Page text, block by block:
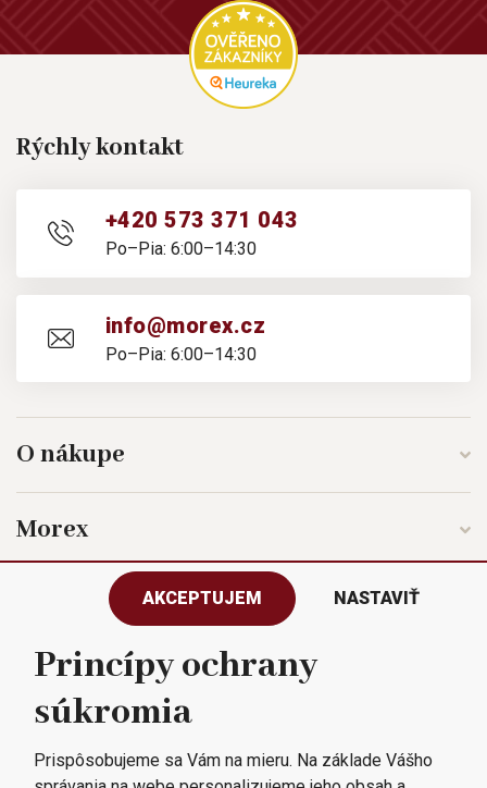
Rýchly kontakt
+420 573 371 043
Po–Pia: 6:00–14:30
info@morex.cz
Po–Pia: 6:00–14:30
O nákupe
Morex
Sledujte nás
Všetky práva vyhradené © 2023
AKCEPTUJEM NASTAVIŤ
Princípy ochrany
súkromia
Prispôsobujeme sa Vám na mieru. Na základe Vášho